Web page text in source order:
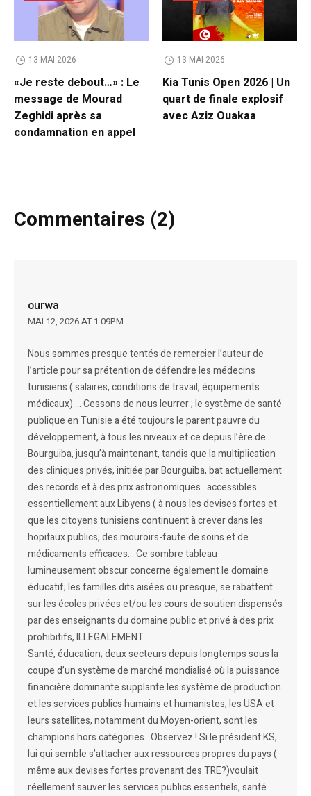
13 MAI 2026
«Je reste debout…» : Le
message de Mourad
Zeghidi après sa
condamnation en appel
13 MAI 2026
Kia Tunis Open 2026 | Un
quart de finale explosif
avec Aziz Ouakaa
Commentaires (2)
ourwa
MAI 12, 2026 AT 1:09PM
Nous sommes presque tentés de remercier l’auteur de
l’article pour sa prétention de défendre les médecins
tunisiens ( salaires, conditions de travail, équipements
médicaux) … Cessons de nous leurrer ; le système de santé
publique en Tunisie a été toujours le parent pauvre du
développement, à tous les niveaux et ce depuis l’ère de
Bourguiba, jusqu’à maintenant, tandis que la multiplication
des cliniques privés, initiée par Bourguiba, bat actuellement
des records et à des prix astronomiques…accessibles
essentiellement aux Libyens ( à nous les devises fortes et
que les citoyens tunisiens continuent à crever dans les
hopitaux publics, des mouroirs-faute de soins et de
médicaments efficaces… Ce sombre tableau
lumineusement obscur concerne également le domaine
éducatif; les familles dits aisées ou presque, se rabattent
sur les écoles privées et/ou les cours de soutien dispensés
par des enseignants du domaine public et privé à des prix
prohibitifs, ILLEGALEMENT…
Santé, éducation; deux secteurs depuis longtemps sous la
coupe d’un système de marché mondialisé où la puissance
financière dominante supplante les système de production
et les services publics humains et humanistes; les USA et
leurs satellites, notamment du Moyen-orient, sont les
champions hors catégories…Observez ! Si le président KS,
lui qui semble s’attacher aux ressources propres du pays (
même aux devises fortes provenant des TRE?)voulait
réellement sauver les services publics essentiels, santé